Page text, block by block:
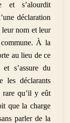
et s’alourdit
déclaration
leur nom et leur
À la
au lieu de ce
s’assure du
les déclarants
rare qu’il y eût
que la charge
parler de la